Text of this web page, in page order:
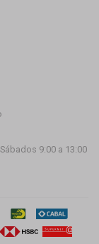
9:00 a 13:00